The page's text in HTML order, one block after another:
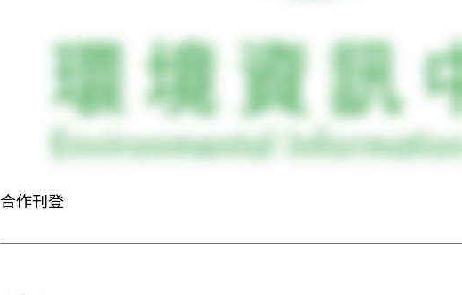
合作刊登